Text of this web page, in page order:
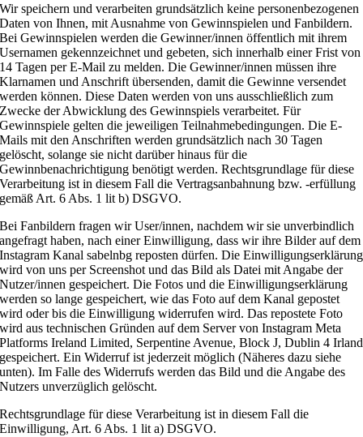
Wir speichern und verarbeiten grundsätzlich keine personenbezogenen
Daten von Ihnen, mit Ausnahme von Gewinnspielen und Fanbildern.
Bei Gewinnspielen werden die Gewinner/innen öffentlich mit ihrem
Usernamen gekennzeichnet und gebeten, sich innerhalb einer Frist von
14 Tagen per E-Mail zu melden. Die Gewinner/innen müssen ihre
Klarnamen und Anschrift übersenden, damit die Gewinne versendet
werden können. Diese Daten werden von uns ausschließlich zum
Zwecke der Abwicklung des Gewinnspiels verarbeitet. Für
Gewinnspiele gelten die jeweiligen Teilnahmebedingungen. Die E-
Mails mit den Anschriften werden grundsätzlich nach 30 Tagen
gelöscht, solange sie nicht darüber hinaus für die
Gewinnbenachrichtigung benötigt werden. Rechtsgrundlage für diese
Verarbeitung ist in diesem Fall die Vertragsanbahnung bzw. -erfüllung
gemäß Art. 6 Abs. 1 lit b) DSGVO.
Bei Fanbildern fragen wir User/innen, nachdem wir sie unverbindlich
angefragt haben, nach einer Einwilligung, dass wir ihre Bilder auf dem
Instagram Kanal sabelnbg reposten dürfen. Die Einwilligungserklärung
wird von uns per Screenshot und das Bild als Datei mit Angabe der
Nutzer/innen gespeichert. Die Fotos und die Einwilligungserklärung
werden so lange gespeichert, wie das Foto auf dem Kanal gepostet
wird oder bis die Einwilligung widerrufen wird. Das repostete Foto
wird aus technischen Gründen auf dem Server von Instagram Meta
Platforms Ireland Limited, Serpentine Avenue, Block J, Dublin 4 Irland
gespeichert. Ein Widerruf ist jederzeit möglich (Näheres dazu siehe
unten). Im Falle des Widerrufs werden das Bild und die Angabe des
Nutzers unverzüglich gelöscht.
Rechtsgrundlage für diese Verarbeitung ist in diesem Fall die
Einwilligung, Art. 6 Abs. 1 lit a) DSGVO.